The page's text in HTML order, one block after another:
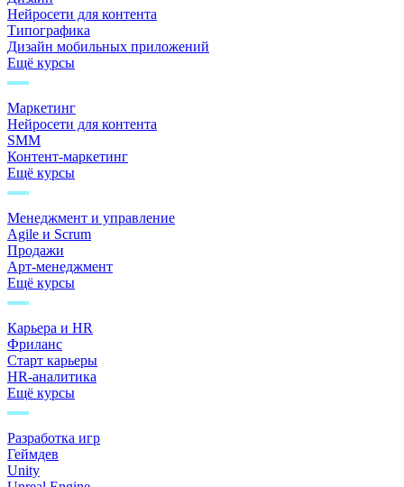
Нейросети для контента
Типографика
Дизайн мобильных приложений
Ещё курсы
Маркетинг
Нейросети для контента
SMM
Контент-маркетинг
Ещё курсы
Менеджмент и управление
Agile и Scrum
Продажи
Арт-менеджмент
Ещё курсы
Карьера и HR
Фриланс
Старт карьеры
HR-аналитика
Ещё курсы
Разработка игр
Геймдев
Unity